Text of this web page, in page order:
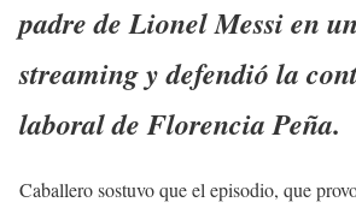
padre de Lionel Messi en
streaming y defendió la
laboral de Florencia Peña.
Caballero sostuvo que el episodio, que